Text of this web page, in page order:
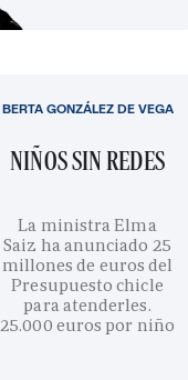
NIÑOS SIN REDES
La ministra Elma
Saiz ha anunciado 25
millones de euros del
Presupuesto chicle
para atenderles.
25.000 euros por niño
BERTA GONZÁLEZ DE VEGA